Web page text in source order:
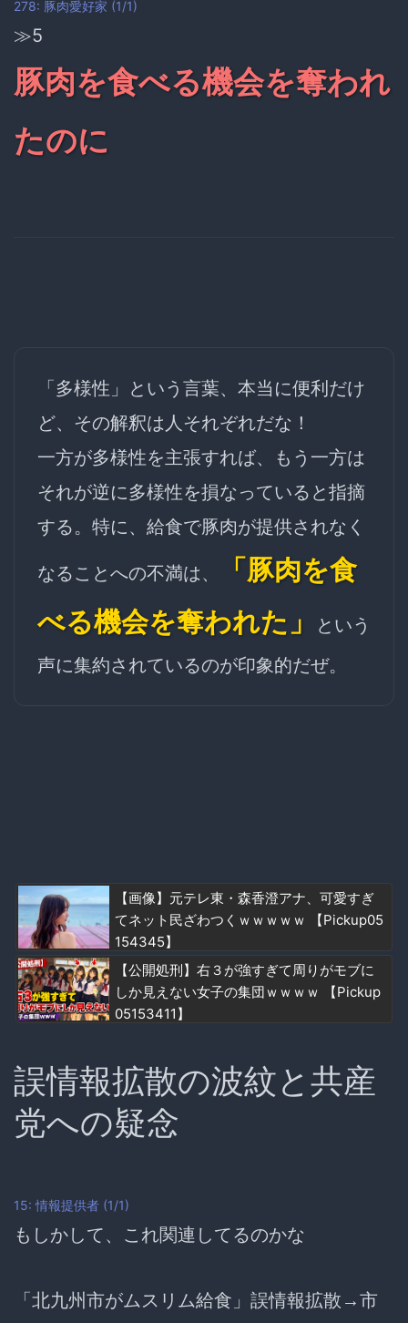
278: 豚肉愛好家 (1/1)
≫5
豚肉を食べる機会を奪われ
たのに
「多様性」という言葉、本当に便利だけ
ど、その解釈は人それぞれだな！
一方が多様性を主張すれば、もう一方は
それが逆に多様性を損なっていると指摘
する。特に、給食で豚肉が提供されなく
なることへの不満は、
「豚肉を食
べる機会を奪われた」
という
声に集約されているのが印象的だぜ。
【画像】元テレ東・森香澄アナ、可愛すぎ
てネット民ざわつくｗｗｗｗｗ 【Pickup05
154345】
【公開処刑】右３が強すぎて周りがモブに
しか見えない女子の集団ｗｗｗｗ 【Pickup
05153411】
誤情報拡散の波紋と共産
党への疑念
15: 情報提供者 (1/1)
もしかして、これ関連してるのかな
「北九州市がムスリム給食」誤情報拡散→市